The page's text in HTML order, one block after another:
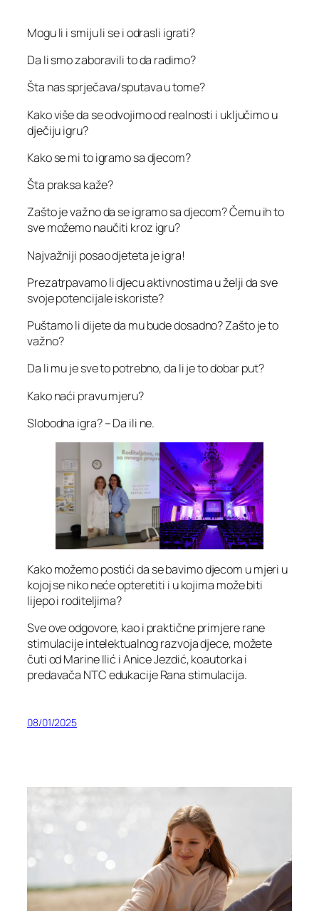
Mogu li i smiju li se i odrasli igrati?
Da li smo zaboravili to da radimo?
Šta nas sprječava/sputava u tome?
Kako više da se odvojimo od realnosti i uključimo u
dječiju igru?
Kako se mi to igramo sa djecom?
Šta praksa kaže?
Zašto je važno da se igramo sa djecom? Čemu ih to
sve možemo naučiti kroz igru?
Najvažniji posao djeteta je igra!
Prezatrpavamo li djecu aktivnostima u želji da sve
svoje potencijale iskoriste?
Puštamo li dijete da mu bude dosadno? Zašto je to
važno?
Da li mu je sve to potrebno, da li je to dobar put?
Kako naći pravu mjeru?
Slobodna igra? – Da ili ne.
Kako možemo postići da se bavimo djecom u mjeri u
kojoj se niko neće opteretiti i u kojima može biti
lijepo i roditeljima?
Sve ove odgovore, kao i praktične primjere rane
stimulacije intelektualnog razvoja djece, možete
čuti od Marine Ilić i Anice Jezdić, koautorka i
predavača NTC edukacije Rana stimulacija.
08/01/2025